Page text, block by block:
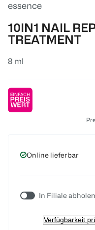
essence
10IN1 NAIL
TREATMENT
8 ml
Online lieferbar
In Filiale abholen
Verfügbarkeit